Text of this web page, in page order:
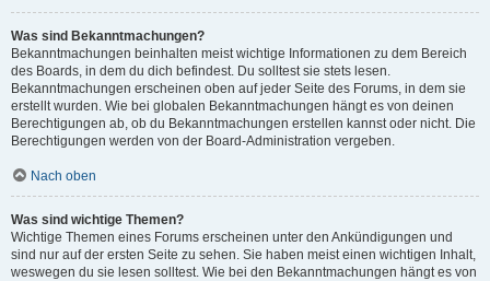
Was sind Bekanntmachungen?
Bekanntmachungen beinhalten meist wichtige Informationen zu dem Bereich
des Boards, in dem du dich befindest. Du solltest sie stets lesen.
Bekanntmachungen erscheinen oben auf jeder Seite des Forums, in dem sie
erstellt wurden. Wie bei globalen Bekanntmachungen hängt es von deinen
Berechtigungen ab, ob du Bekanntmachungen erstellen kannst oder nicht. Die
Berechtigungen werden von der Board-Administration vergeben.
Nach oben
Was sind wichtige Themen?
Wichtige Themen eines Forums erscheinen unter den Ankündigungen und
sind nur auf der ersten Seite zu sehen. Sie haben meist einen wichtigen Inhalt,
weswegen du sie lesen solltest. Wie bei den Bekanntmachungen hängt es von